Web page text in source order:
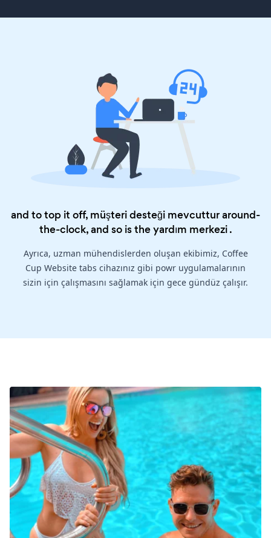
and to top it off, müşteri desteği mevcuttur around-
the-clock, and so is theyardım merkezi.
Ayrıca, uzman mühendislerden oluşan ekibimiz, Coffee
Cup Website tabs cihazınız gibi powr uygulamalarının
sizin için çalışmasını sağlamak için gece gündüz çalışır.